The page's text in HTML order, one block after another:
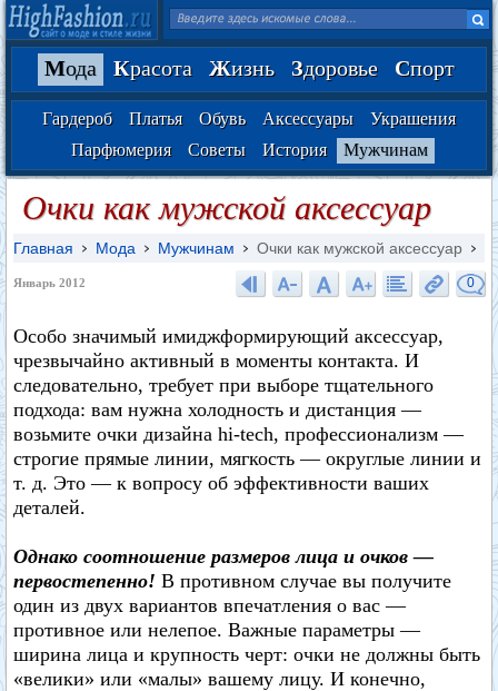
Мода Красота Жизнь Здоровье Спорт
Гардероб Платья Обувь Аксессуары
Украшения
Парфюмерия
Советы История Мужчинам
Очки как мужской аксессуар
Главная Мода Мужчинам Очки как мужской аксессуар
Январь 2012 0
Особо значимый имиджформирующий аксессуар,
чрезвычайно активный в моменты контакта. И
следовательно, требует при выборе тщательного
подхода: вам нужна холодность и дистанция —
возьмите очки дизайна hi-tech, профессионализм —
строгие прямые линии, мягкость — округлые линии и
т. д. Это — к вопросу об эффективности ваших
деталей.
Однако соотношение размеров лица и очков —
первостепенно! В противном случае вы получите
один из двух вариантов впечатления о вас —
противное или нелепое. Важные параметры —
ширина лица и крупность черт: очки не должны быть
«велики» или «малы» вашему лицу. И конечно,